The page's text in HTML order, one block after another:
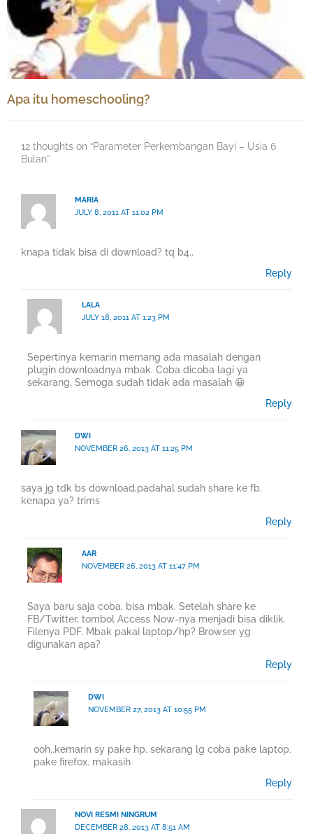
Apa itu homeschooling?
12 thoughts on “Parameter Perkembangan Bayi – Usia 6
Bulan”
MARIA
JULY 8, 2011 AT 11:02 PM
knapa tidak bisa di download? tq b4..
Reply
LALA
JULY 18, 2011 AT 1:23 PM
Sepertinya kemarin memang ada masalah dengan
plugin downloadnya mbak. Coba dicoba lagi ya
sekarang. Semoga sudah tidak ada masalah 😀
Reply
DWI
NOVEMBER 26, 2013 AT 11:25 PM
saya jg tdk bs download,padahal sudah share ke fb.
kenapa ya? trims
Reply
AAR
NOVEMBER 26, 2013 AT 11:47 PM
Saya baru saja coba, bisa mbak. Setelah share ke
FB/Twitter, tombol Access Now-nya menjadi bisa diklik.
Filenya PDF. Mbak pakai laptop/hp? Browser yg
digunakan apa?
Reply
DWI
NOVEMBER 27, 2013 AT 10:55 PM
ooh..kemarin sy pake hp. sekarang lg coba pake laptop.
pake firefox. makasih
Reply
NOVI RESMI NINGRUM
DECEMBER 28, 2013 AT 8:51 AM